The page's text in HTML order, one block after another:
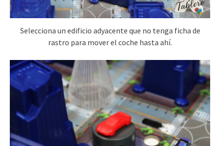
Selecciona un edificio adyacente que no tenga ficha de
rastro para mover el coche hasta ahí.